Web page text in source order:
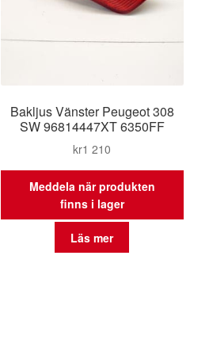
Bakljus Vänster Peugeot 308
SW 96814447XT 6350FF
kr1 210
Meddela när produkten
finns i lager
Läs mer